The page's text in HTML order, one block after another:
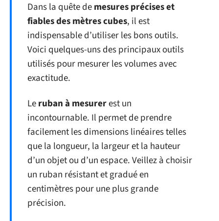
Dans la quête demesures précises et
fiables des mètres cubes, il est
indispensable d’utiliser les bons outils.
Voici quelques-uns des principaux outils
utilisés pour mesurer les volumes avec
exactitude.
Leruban à mesurerest un
incontournable. Il permet de prendre
facilement les dimensions linéaires telles
que la longueur, la largeur et la hauteur
d’un objet ou d’un espace. Veillez à choisir
un ruban résistant et gradué en
centimètres pour une plus grande
précision.